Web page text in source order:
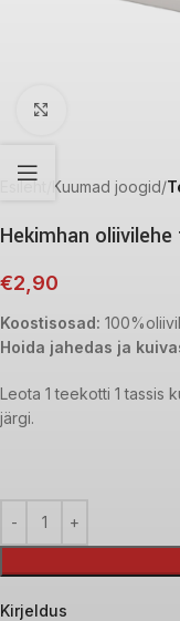
Esileht Kuumad joogid
Hekimhan
€2,90
Koostisosad:
Hoida jahedas ja
Leota 1 teekotti 1 tassis
järgi.
Kirjeldus